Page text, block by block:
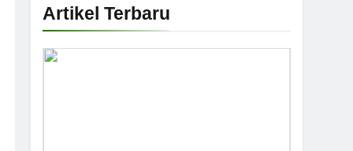
Artikel Terbaru